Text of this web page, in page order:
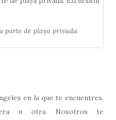
parte de playa privada
en la que te encuentres,
u otra. Nosotros te